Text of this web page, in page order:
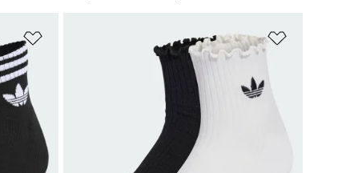
Adicionar à Lista de Desejos